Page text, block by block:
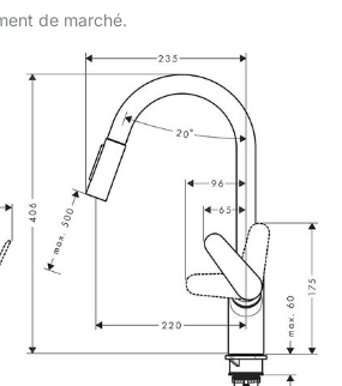
de marché.